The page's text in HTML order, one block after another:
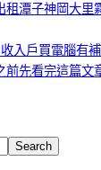
租潭子神岡大里
入戶買電腦有
前先看完這篇文